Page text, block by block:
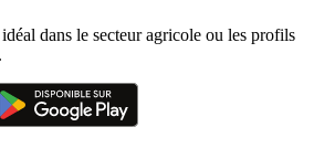
dans le secteur agricole ou les profils